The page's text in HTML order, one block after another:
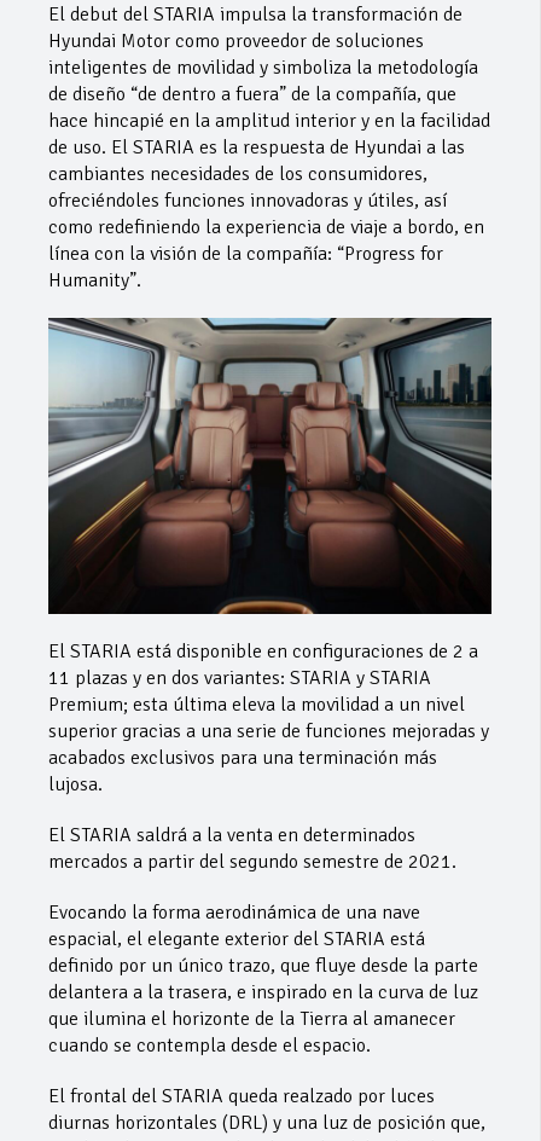
El debut del STARIA impulsa la transformación de
Hyundai Motor como proveedor de soluciones
inteligentes de movilidad y simboliza la metodología
de diseño “de dentro a fuera” de la compañía, que
hace hincapié en la amplitud interior y en la facilidad
de uso. El STARIA es la respuesta de Hyundai a las
cambiantes necesidades de los consumidores,
ofreciéndoles funciones innovadoras y útiles, así
como redefiniendo la experiencia de viaje a bordo, en
línea con la visión de la compañía: “Progress for
Humanity”.
El STARIA está disponible en configuraciones de 2 a
11 plazas y en dos variantes: STARIA y STARIA
Premium; esta última eleva la movilidad a un nivel
superior gracias a una serie de funciones mejoradas y
acabados exclusivos para una terminación más
lujosa.
El STARIA saldrá a la venta en determinados
mercados a partir del segundo semestre de 2021.
Evocando la forma aerodinámica de una nave
espacial, el elegante exterior del STARIA está
definido por un único trazo, que fluye desde la parte
delantera a la trasera, e inspirado en la curva de luz
que ilumina el horizonte de la Tierra al amanecer
cuando se contempla desde el espacio.
El frontal del STARIA queda realzado por luces
diurnas horizontales (DRL) y una luz de posición que,